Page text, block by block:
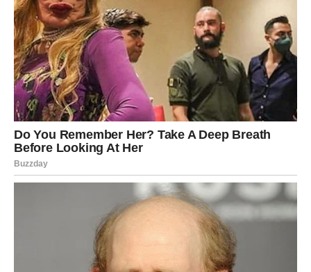
probavni sustav, jer pomaže u smirivanju želučanih tegoba,
smanjenju nadutosti i pospješuje učinkovitu probavu.
Antioksidativna svojstva kadulje vrlo su cijenjena jer služe za
zaštitu stanica od štetnog djelovanja slobodnih radikala. Ova
svojstva pridonose prevenciji dugotrajnih bolesti i promicanju
opće dobrobiti.
Kadulja nije cijenjena samo zbog svojih ljekovitih svojstava,
već je i popularan sastojak u kulinarstvu. Njegovi mirisni listovi
uključeni su u širok raspon recepata, poboljšavajući okuse
mesa, povrća, juha i umaka svojim jasnim i zemljanim
Ulje muškatne kadulje, popularna komponenta u aromaterapiji,